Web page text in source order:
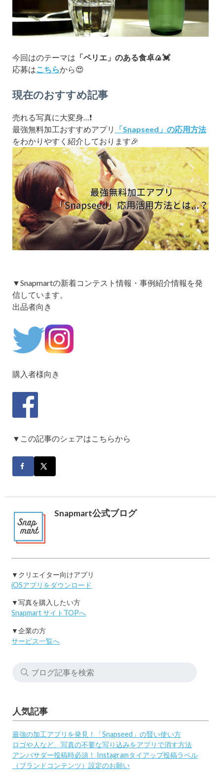
今回はのテーマは 「ペリエ」 のある食卓🍙💓
応募はこちらから😍
現在のおすすめ記事
売れる写真に大変身…❗️
最強無料加工おすすめアプリ
「Snapseed」の応用方法
をわかりやすく紹介しております🎉
▼Snapmartの新着コンテスト情報・事例紹介情報を発
信しています。
出品者向き
購入者様向き
▼この記事のシェアはこちらから
Snapmart公式ブログ
▼クリエイター向けアプリ
iOSアプリをダウンロード
▼写真を購入したい方
Snapmart サイトTOPへ
▼企業の方
サービス一覧へ
人気記事
最強の加工アプリを発見！「Snapseed」の賢い使い方
ロゴや人など、写真の不要な写り込みをアプリで消す方法
アンバサダー投稿時必須！ Instagramタイアップ投稿ラベル
（ブランドコンテンツ）設定のお願い